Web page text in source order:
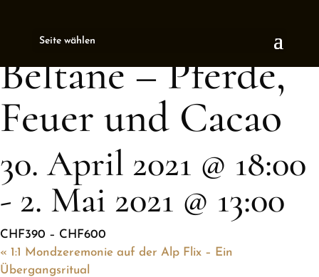
Seite wählen
This event has passed.
Beltane – Pferde,
Feuer und Cacao
30. April 2021 @ 18:00
- 2. Mai 2021 @ 13:00
CHF390 – CHF600
« 1:1 Mondzeremonie auf der Alp Flix – Ein
Übergangsritual